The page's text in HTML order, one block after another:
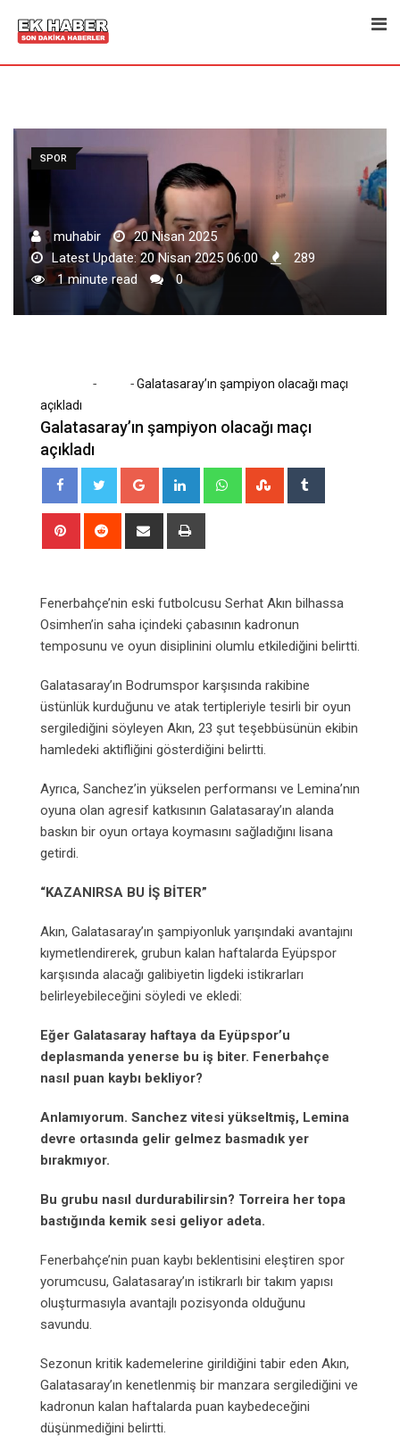
SPOR
muhabir
20 Nisan 2025
Latest Update: 20 Nisan 2025 06:00
289
1 minute read
0
- -Galatasaray’ın şampiyon olacağı maçı
açıkladı
Galatasaray’ın şampiyon olacağı maçı
açıkladı
Google+ LinkedIn WhatsappStumbleUpon
Pinterest Reddit
Share
Fenerbahçe’nin eski futbolcusu Serhat Akın bilhassa
Osimhen’in saha içindeki çabasının kadronun
temposunu ve oyun disiplinini olumlu etkilediğini belirtti.
Galatasaray’ın Bodrumspor karşısında rakibine
üstünlük kurduğunu ve atak tertipleriyle tesirli bir oyun
sergilediğini söyleyen Akın, 23 şut teşebbüsünün ekibin
hamledeki aktifliğini gösterdiğini belirtti.
Ayrıca, Sanchez’in yükselen performansı ve Lemina’nın
oyuna olan agresif katkısının Galatasaray’ın alanda
baskın bir oyun ortaya koymasını sağladığını lisana
getirdi.
“KAZANIRSA BU İŞ BİTER”
Akın, Galatasaray’ın şampiyonluk yarışındaki avantajını
kıymetlendirerek, grubun kalan haftalarda Eyüpspor
karşısında alacağı galibiyetin ligdeki istikrarları
belirleyebileceğini söyledi ve ekledi:
Eğer Galatasaray haftaya da Eyüpspor’u
deplasmanda yenerse bu iş biter. Fenerbahçe
nasıl puan kaybı bekliyor?
Anlamıyorum. Sanchez vitesi yükseltmiş, Lemina
devre ortasında gelir gelmez basmadık yer
bırakmıyor.
Bu grubu nasıl durdurabilirsin? Torreira her topa
bastığında kemik sesi geliyor adeta.
Fenerbahçe’nin puan kaybı beklentisini eleştiren spor
yorumcusu, Galatasaray’ın istikrarlı bir takım yapısı
oluşturmasıyla avantajlı pozisyonda olduğunu
savundu.
Sezonun kritik kademelerine girildiğini tabir eden Akın,
Galatasaray’ın kenetlenmiş bir manzara sergilediğini ve
kadronun kalan haftalarda puan kaybedeceğini
düşünmediğini belirtti.